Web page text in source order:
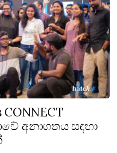
CONNECT
අනාගතය සඳහා